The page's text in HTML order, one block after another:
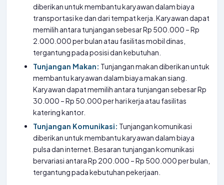
diberikan untuk membantu karyawan dalam biaya
transportasi ke dan dari tempat kerja. Karyawan dapat
memilih antara tunjangan sebesar Rp 500.000 – Rp
2.000.000 per bulan atau fasilitas mobil dinas,
tergantung pada posisi dan kebutuhan.
Tunjangan Makan: Tunjangan makan diberikan untuk
membantu karyawan dalam biaya makan siang.
Karyawan dapat memilih antara tunjangan sebesar Rp
30.000 – Rp 50.000 per hari kerja atau fasilitas
katering kantor.
Tunjangan Komunikasi: Tunjangan komunikasi
diberikan untuk membantu karyawan dalam biaya
pulsa dan internet. Besaran tunjangan komunikasi
bervariasi antara Rp 200.000 – Rp 500.000 per bulan,
tergantung pada kebutuhan pekerjaan.